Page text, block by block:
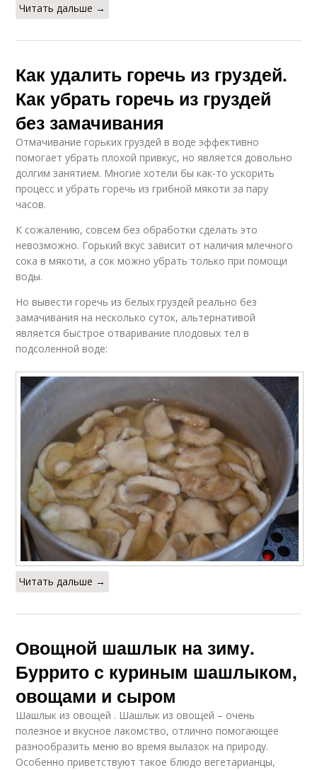
Читать дальше →
Как удалить горечь из груздей.
Как убрать горечь из груздей
без замачивания
Отмачивание горьких груздей в воде эффективно
помогает убрать плохой привкус, но является довольно
долгим занятием. Многие хотели бы как-то ускорить
процесс и убрать горечь из грибной мякоти за пару
часов.
К сожалению, совсем без обработки сделать это
невозможно. Горький вкус зависит от наличия млечного
сока в мякоти, а сок можно убрать только при помощи
воды.
Но вывести горечь из белых груздей реально без
замачивания на несколько суток, альтернативой
является быстрое отваривание плодовых тел в
подсоленной воде:
Читать дальше →
Овощной шашлык на зиму.
Буррито с куриным шашлыком,
овощами и сыром
Шашлык из овощей . Шашлык из овощей – очень
полезное и вкусное лакомство, отлично помогающее
разнообразить меню во время вылазок на природу.
Особенно приветствуют такое блюдо вегетарианцы,